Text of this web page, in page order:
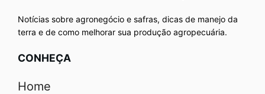
Notícias sobre agronegócio e safras, dicas de manejo da
terra e de como melhorar sua produção agropecuária.
CONHEÇA
Home